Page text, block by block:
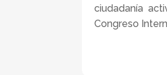
ciudadanía
Congreso